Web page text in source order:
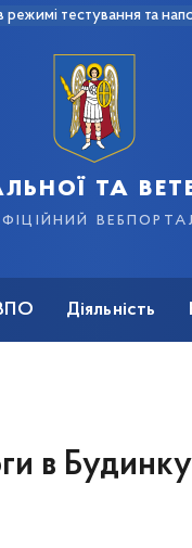
режимі тестування та
та
Діяльність
в Будинку